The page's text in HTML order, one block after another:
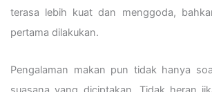
terasa lebih kuat dan menggoda,
pertama dilakukan.
Pengalaman makan pun tidak hanya